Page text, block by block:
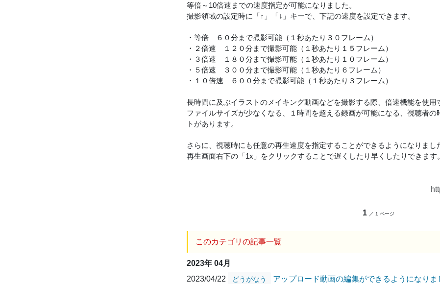
等倍～10倍速までの速度指定が可能になりました。
撮影領域の設定時に「↑」「↓」キーで、下記の速度を設定できます。
・等倍 ６０分まで撮影可能（１秒あたり３０フレーム）
・２倍速 １２０分まで撮影可能（１秒あたり１５フレーム）
・３倍速 １８０分まで撮影可能（１秒あたり１０フレーム）
・５倍速 ３００分まで撮影可能（１秒あたり６フレーム）
・１０倍速 ６００分まで撮影可能（１秒あたり３フレーム）
長時間に及ぶイラストのメイキング動画などを撮影する際、倍速機能を使用
ファイルサイズが少なくなる、１時間を超える録画が可能になる、視聴者
トがあります。
さらに、視聴時にも任意の再生速度を指定することができるようになりまし
再生画面右下の「1x」をクリックすることで遅くしたり早くしたりできます。
1 ／ 1 ページ
このカテゴリの記事一覧
2023年 04月
2023/04/22
どうがなう アップロード動画の編集ができるようになりま